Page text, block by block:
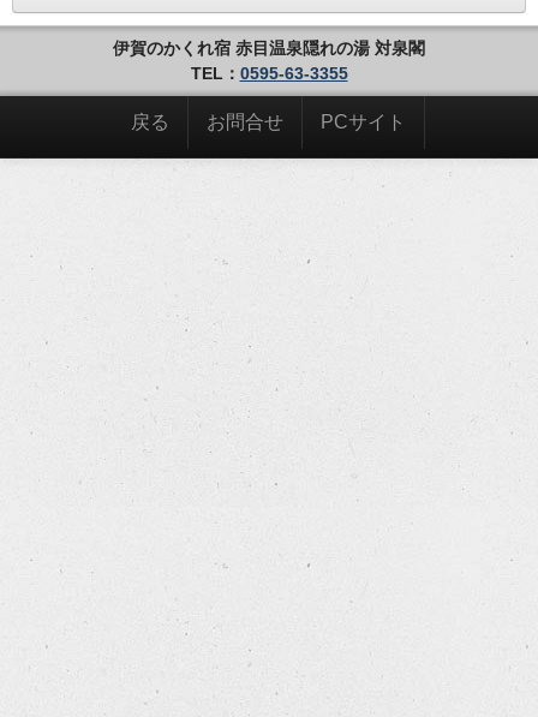
伊賀のかくれ宿 赤目温泉隠れの湯 対泉閣
TEL： 0595-63-3355
戻る お問合せ PCサイト